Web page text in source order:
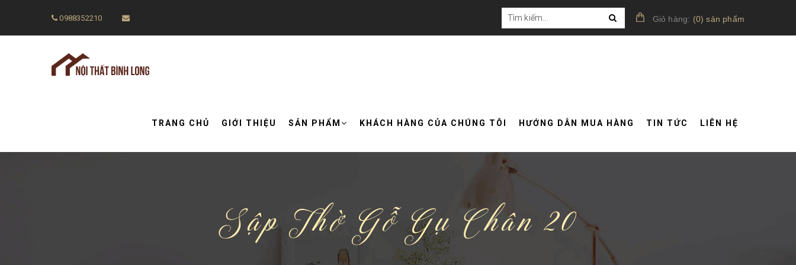
0988352210 Giỏ hàng: (0)sản phẩm
TRANG CHỦ GIỚI THIỆU SẢN PHẨM KHÁCH HÀNG CỦA CHÚNG TÔI HƯỚNG DẪN MUA HÀNG TIN TỨC LIÊN HỆ
Sập Thờ Gỗ Gụ Chân 20